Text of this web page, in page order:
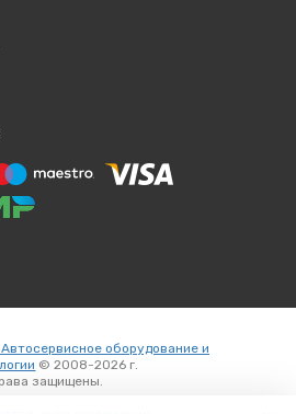
оборудование и
© 2008-2026 г.
защищены.